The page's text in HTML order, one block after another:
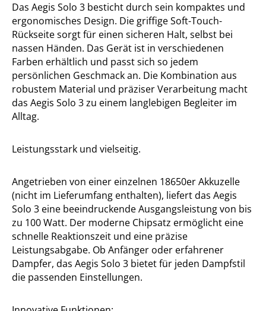
Das Aegis Solo 3 besticht durch sein kompaktes und
ergonomisches Design. Die griffige Soft-Touch-
Rückseite sorgt für einen sicheren Halt, selbst bei
nassen Händen. Das Gerät ist in verschiedenen
Farben erhältlich und passt sich so jedem
persönlichen Geschmack an. Die Kombination aus
robustem Material und präziser Verarbeitung macht
das Aegis Solo 3 zu einem langlebigen Begleiter im
Alltag.
Leistungsstark und vielseitig.
Angetrieben von einer einzelnen 18650er Akkuzelle
(nicht im Lieferumfang enthalten), liefert das Aegis
Solo 3 eine beeindruckende Ausgangsleistung von bis
zu 100 Watt. Der moderne Chipsatz ermöglicht eine
schnelle Reaktionszeit und eine präzise
Leistungsabgabe. Ob Anfänger oder erfahrener
Dampfer, das Aegis Solo 3 bietet für jeden Dampfstil
die passenden Einstellungen.